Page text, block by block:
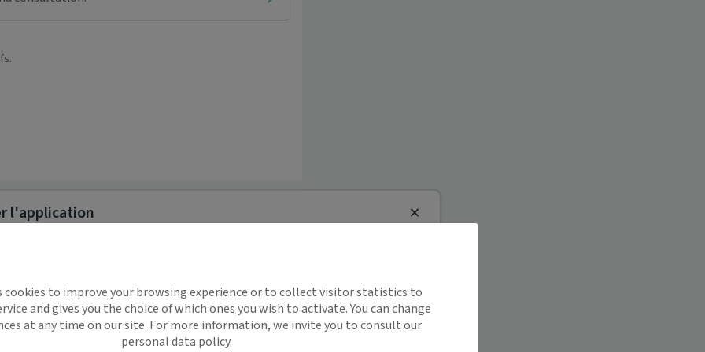
Juliette
Zoe
l'application
!
rappels automatiques pour ne plus rien
Close
cookies to improve your browsing experience or to collect visitor statistics to
and gives you the choice of which ones you wish to activate. You can change
at any time on our site. For more information, we invite you to consult our
personal data policy.